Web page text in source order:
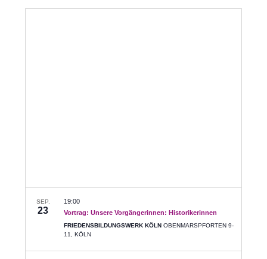
SEP.
23 Vortrag: Unsere Vorgängerinnen: Historikerinnen
19:00
FRIEDENSBILDUNGSWERK KÖLN OBENMARSPFORTEN 9-
11, KÖLN